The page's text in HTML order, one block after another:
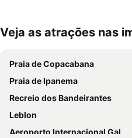
Ampliar mapa
Veja as atrações nas
Praia de Copacabana
Praia de Ipanema
Recreio dos Bandeirantes
Leblon
Aeroporto Internacional Galeão - Antônio Carlos Jobim